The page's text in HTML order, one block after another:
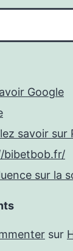
Google
savoir sur
bibetbob.fr/
sur la
sur